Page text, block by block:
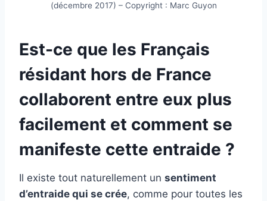
(décembre 2017) – Copyright : Marc Guyon
Est-ce que les Français
résidant hors de France
collaborent entre eux plus
facilement et comment se
manifeste cette entraide ?
Il existe tout naturellement un sentiment
d’entraide qui se crée, comme pour toutes les